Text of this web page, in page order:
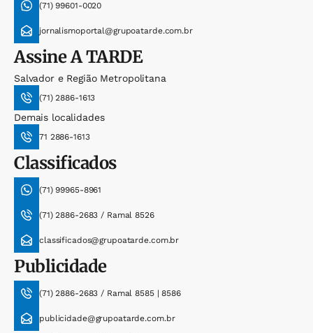
(71) 99601-0020
jornalismoportal@grupoatarde.com.br
AssineA TARDE
Salvador e Região Metropolitana
(71) 2886-1613
Demais localidades
71 2886-1613
Classificados
(71) 99965-8961
(71) 2886-2683 / Ramal 8526
classificados@grupoatarde.com.br
Publicidade
(71) 2886-2683 / Ramal 8585 | 8586
publicidade@grupoatarde.com.br